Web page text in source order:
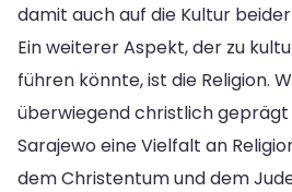
damit auch auf die Kultur
Ein weiterer Aspekt, der zu
führen könnte, ist die Religion.
überwiegend christlich
Sarajewo eine Vielfalt an
dem Christentum und dem